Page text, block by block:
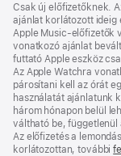
Csak új előfizetőknek.
ajánlat korlátozott ideig
Apple Music-előfizetők
vonatkozó ajánlat
futtató Apple eszköz
Az Apple Watchra
párosítani kell az órát
használatát ajánlatunk
három hónapon belül
váltható be, függetlenül
Az előfizetés a
korlátozottan, további